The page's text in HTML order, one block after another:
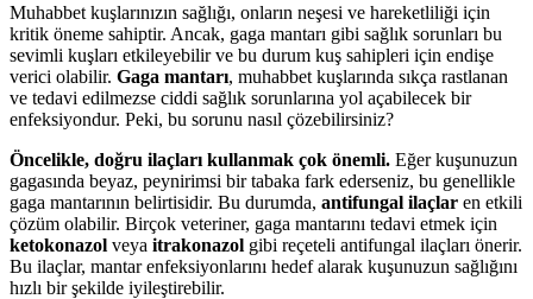
Muhabbet kuşlarınızın sağlığı, onların neşesi ve hareketliliği için
kritik öneme sahiptir. Ancak, gaga mantarı gibi sağlık sorunları bu
sevimli kuşları etkileyebilir ve bu durum kuş sahipleri için endişe
verici olabilir. Gaga mantarı, muhabbet kuşlarında sıkça rastlanan
ve tedavi edilmezse ciddi sağlık sorunlarına yol açabilecek bir
enfeksiyondur. Peki, bu sorunu nasıl çözebilirsiniz?
Öncelikle, doğru ilaçları kullanmak çok önemli. Eğer kuşunuzun
gagasında beyaz, peynirimsi bir tabaka fark ederseniz, bu genellikle
gaga mantarının belirtisidir. Bu durumda, antifungal ilaçlar en etkili
çözüm olabilir. Birçok veteriner, gaga mantarını tedavi etmek için
ketokonazol veya itrakonazol gibi reçeteli antifungal ilaçları önerir.
Bu ilaçlar, mantar enfeksiyonlarını hedef alarak kuşunuzun sağlığını
hızlı bir şekilde iyileştirebilir.